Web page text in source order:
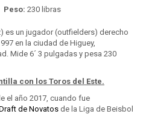
Peso: 230 libras
es un jugador (outfielders) derecho
en la ciudad de Higuey,
Mide 6´ 3 pulgadas y pesa 230
con los Toros del Este.
el año 2017, cuando fue
de Novatos de la Liga de Beisbol